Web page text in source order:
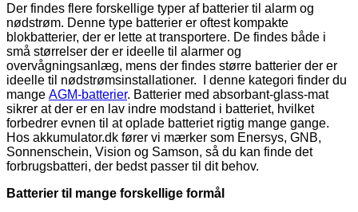
Der findes flere forskellige typer af batterier til alarm og
nødstrøm. Denne type batterier er oftest kompakte
blokbatterier, der er lette at transportere. De findes både i
små størrelser der er ideelle til alarmer og
overvågningsanlæg, mens der findes større batterier der er
ideelle til nødstrømsinstallationer. I denne kategori finder du
mange AGM-batterier. Batterier med absorbant-glass-mat
sikrer at der er en lav indre modstand i batteriet, hvilket
forbedrer evnen til at oplade batteriet rigtig mange gange.
Hos akkumulator.dk fører vi mærker som Enersys, GNB,
Sonnenschein, Vision og Samson, så du kan finde det
forbrugsbatteri, der bedst passer til dit behov.
Batterier til mange forskellige formål